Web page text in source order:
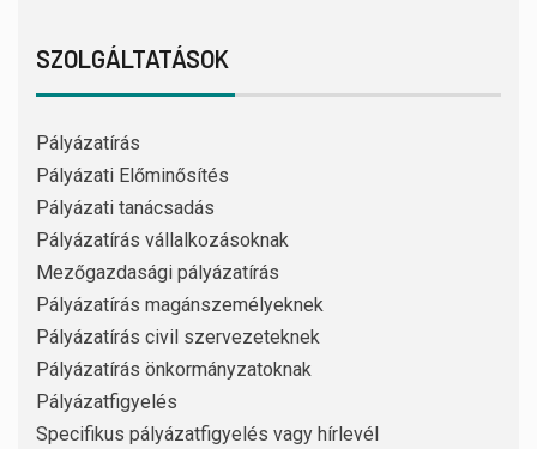
SZOLGÁLTATÁSOK
Pályázatírás
Pályázati Előminősítés
Pályázati tanácsadás
Pályázatírás vállalkozásoknak
Mezőgazdasági pályázatírás
Pályázatírás magánszemélyeknek
Pályázatírás civil szervezeteknek
Pályázatírás önkormányzatoknak
Pályázatfigyelés
Specifikus pályázatfigyelés vagy hírlevél